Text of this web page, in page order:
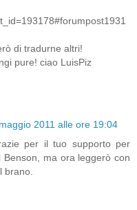
di tradurne altri!
pure! ciao LuisPiz
2011 alle ore 19:04
per il tuo supporto per
ma ora leggerò con
brano.